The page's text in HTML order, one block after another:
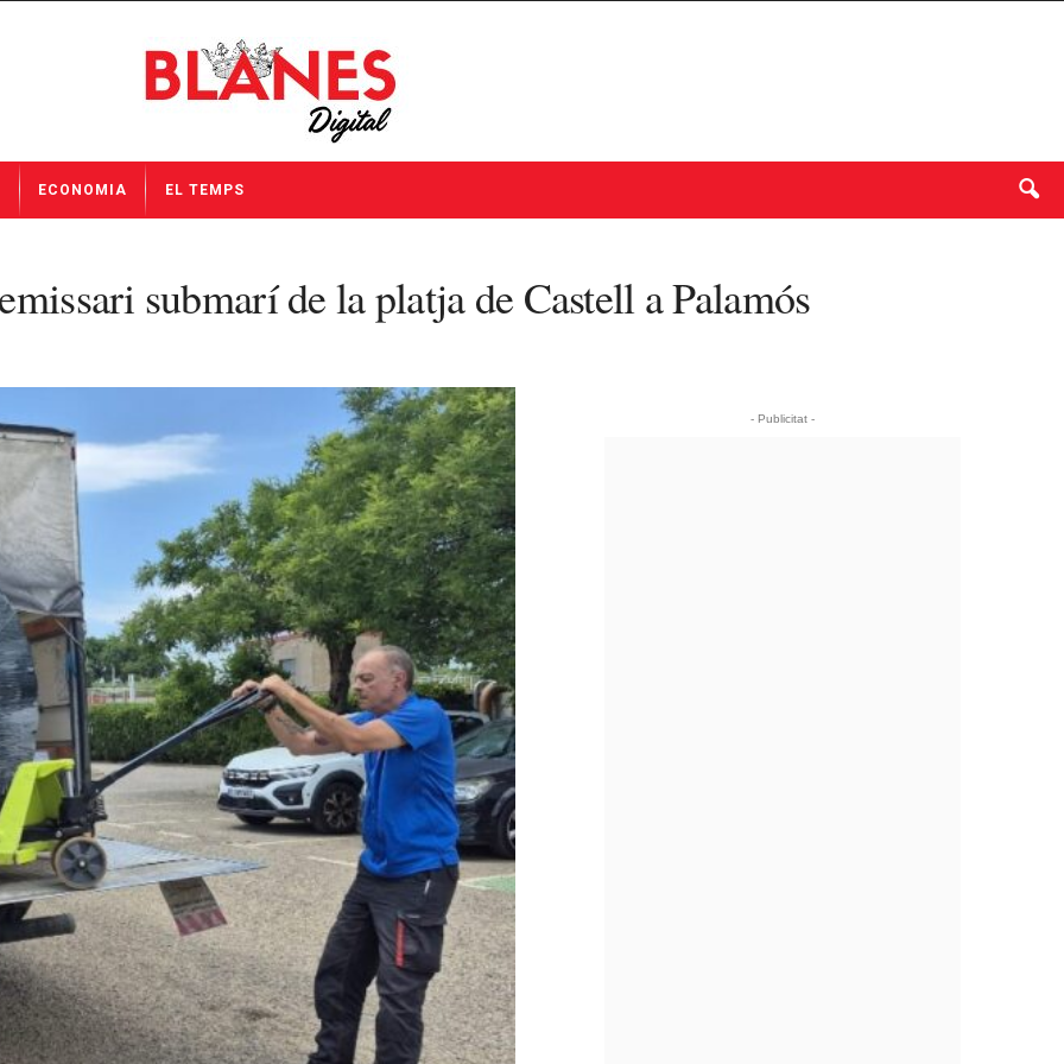
ECONOMIA EL TEMPS
submarí de la platja de Castell a Palamós
- Publicitat -